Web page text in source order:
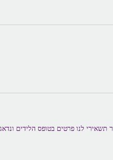
תשאירי לנו פרטים בטופס הלידים